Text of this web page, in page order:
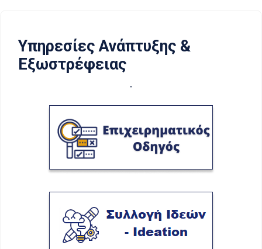
Υπηρεσίες Ανάπτυξης &
Εξωστρέφειας
-